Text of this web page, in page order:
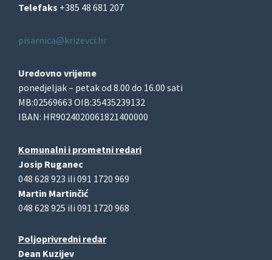
Telefaks +385 48 681 207
pisarnica@krizevci.hr
Uredovno vrijeme
ponedjeljak – petak od 8.00 do 16.00 sati
MB:02569663 OIB:35435239132
IBAN: HR9024020061821400000
Komunalni i prometni redari
Josip Ruganec
048 628 923 ili 091 1720 969
Martin Martinčić
048 628 925 ili 091 1720 968
Poljoprivredni redar
Dean Kuzijev